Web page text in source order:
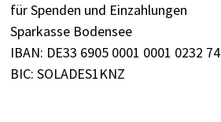
für Spenden und Einzahlungen
Sparkasse Bodensee
IBAN: DE33 6905 0001 0001 0232 74
BIC: SOLADES1KNZ